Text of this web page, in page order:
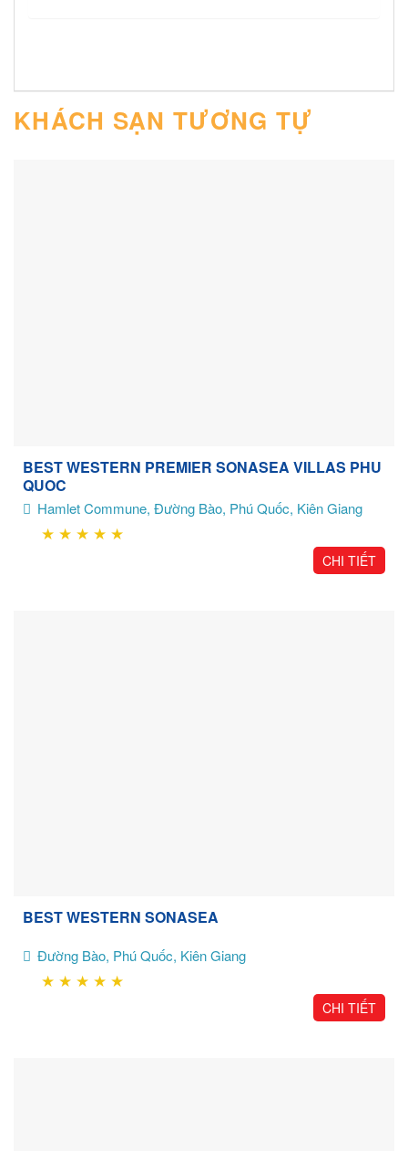
KHÁCH SẠN TƯƠNG TỰ
BEST WESTERN PREMIER SONASEA VILLAS PHU
QUOC
Hamlet Commune, Đường Bào, Phú Quốc, Kiên Giang
★ ★ ★ ★ ★
CHI TIẾT
BEST WESTERN SONASEA
Đường Bào, Phú Quốc, Kiên Giang
★ ★ ★ ★ ★
CHI TIẾT